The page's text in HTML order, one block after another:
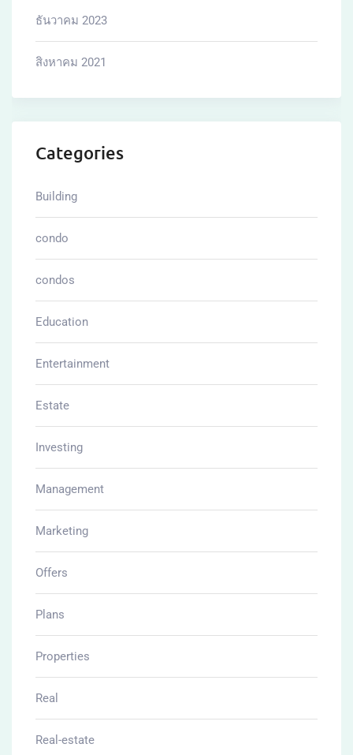
ธันวาคม 2023
สิงหาคม 2021
Categories
Building
condo
condos
Education
Entertainment
Estate
Investing
Management
Marketing
Offers
Plans
Properties
Real
Real-estate